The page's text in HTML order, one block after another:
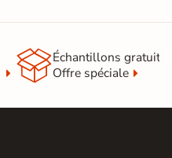
Échantillons gratuit
Offre spéciale